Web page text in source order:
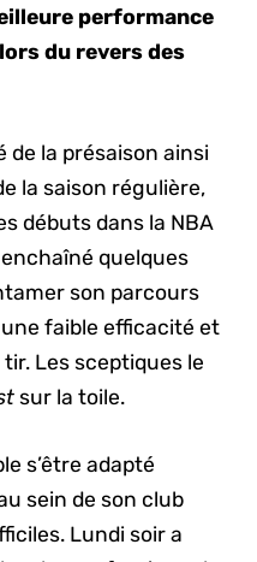
performance
du revers des
de la présaison ainsi
la saison régulière,
débuts dans la NBA
quelques
son parcours
faible efficacité et
Les sceptiques le
sur la toile.
s’être adapté
sein de son club
Lundi soir a